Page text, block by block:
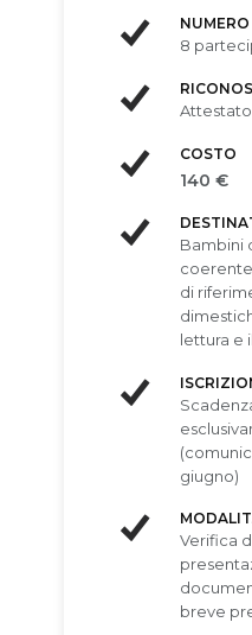
8
COSTO
140 €
Bambini
di
lettura e
giugno)
Verifica
breve